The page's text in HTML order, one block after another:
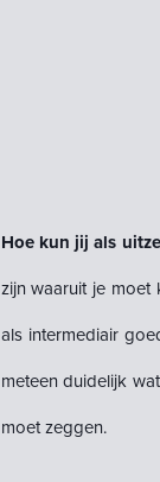
Hoe kun jij als
zijn waaruit je
als intermediair
meteen duidelijk
moet zeggen.